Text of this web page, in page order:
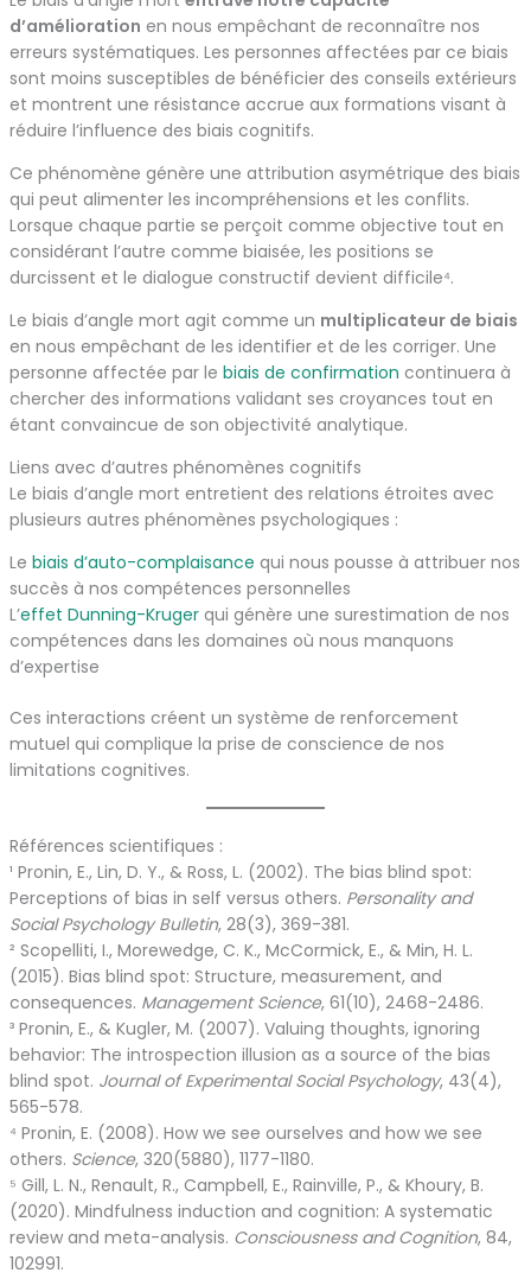
d’amélioration en nous empêchant de reconnaître nos
erreurs systématiques. Les personnes affectées par ce biais
sont moins susceptibles de bénéficier des conseils extérieurs
et montrent une résistance accrue aux formations visant à
réduire l’influence des biais cognitifs.
Ce phénomène génère une attribution asymétrique des biais
qui peut alimenter les incompréhensions et les conflits.
Lorsque chaque partie se perçoit comme objective tout en
considérant l’autre comme biaisée, les positions se
durcissent et le dialogue constructif devient difficile⁴.
Le biais d’angle mort agit comme un multiplicateur de biais
en nous empêchant de les identifier et de les corriger. Une
personne affectée par le biais de confirmation continuera à
chercher des informations validant ses croyances tout en
étant convaincue de son objectivité analytique.
Liens avec d’autres phénomènes cognitifs
Le biais d’angle mort entretient des relations étroites avec
plusieurs autres phénomènes psychologiques :
Le biais d’auto-complaisance qui nous pousse à attribuer nos
succès à nos compétences personnelles
L’effet Dunning-Krugerqui génère une surestimation de nos
compétences dans les domaines où nous manquons
d’expertise
Ces interactions créent un système de renforcement
mutuel qui complique la prise de conscience de nos
limitations cognitives.
Références scientifiques :
¹ Pronin, E., Lin, D. Y., & Ross, L. (2002). The bias blind spot:
Perceptions of bias in self versus others. Personality and
Social Psychology Bulletin, 28(3), 369-381.
² Scopelliti, I., Morewedge, C. K., McCormick, E., & Min, H. L.
(2015). Bias blind spot: Structure, measurement, and
consequences. Management Science, 61(10), 2468-2486.
³ Pronin, E., & Kugler, M. (2007). Valuing thoughts, ignoring
behavior: The introspection illusion as a source of the bias
blind spot. Journal of Experimental Social Psychology, 43(4),
565-578.
⁴ Pronin, E. (2008). How we see ourselves and how we see
others. Science, 320(5880), 1177-1180.
⁵ Gill, L. N., Renault, R., Campbell, E., Rainville, P., & Khoury, B.
(2020). Mindfulness induction and cognition: A systematic
review and meta-analysis. Consciousness and Cognition, 84,
102991.